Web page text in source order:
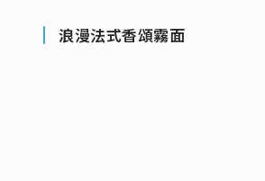
浪漫法式香頌霧面